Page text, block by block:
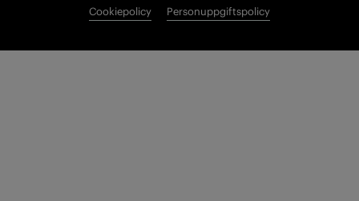
Cookiepolicy
Personuppgiftspolicy